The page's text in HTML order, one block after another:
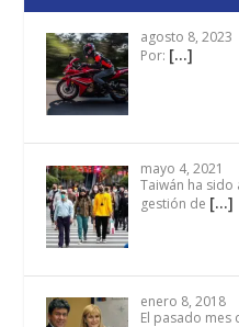
agosto 8, 2023
Por: […]
mayo 4, 2021
Taiwán ha
gestión de […]
enero 8, 2018
El pasado mes